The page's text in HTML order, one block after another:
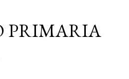
PRIMARIA